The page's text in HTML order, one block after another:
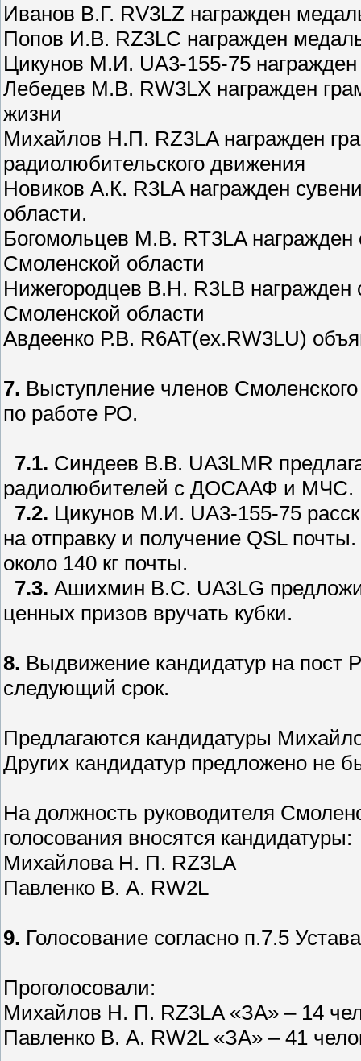
Иванов В.Г. RV3LZ награжден
Попов И.В. RZ3LC награжден
Цикунов М.И. UA3-155-75
Лебедев М.В. RW3LX награжден
жизни
Михайлов Н.П. RZ3LA награжден
радиолюбительского движения
Новиков А.К. R3LA награжден
области.
Богомольцев М.В. RT3LA
Смоленской области
Нижегородцев В.Н. R3LB
Смоленской области
Авдеенко Р.В. R6AT(ex.RW3LU)
7. Выступление членов
по работе РО.
7.1. Синдеев В.В. UA3LMR
радиолюбителей с ДОСААФ и МЧС.
7.2. Цикунов М.И. UA3-155-75
на отправку и получение QSL
около 140 кг почты.
7.3. Ашихмин В.С. UA3LG
ценных призов вручать кубки.
8. Выдвижение кандидатур на пост
следующий срок.
Предлагаются кандидатуры
Других кандидатур предложено не
На должность руководителя
голосования вносятся кандидатуры:
Михайлова Н. П. RZ3LA
Павленко В. А. RW2L
9. Голосование согласно п.7.5
Проголосовали:
Михайлов Н. П. RZ3LA «ЗА» – 14
Павленко В. А. RW2L «ЗА» – 41